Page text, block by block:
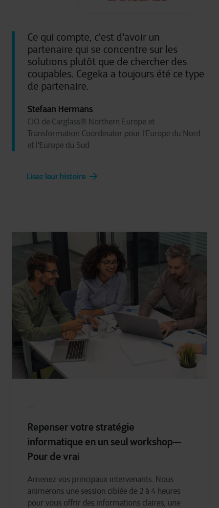
Ce qui compte, c'est d'avoir un
partenaire qui se concentre sur les
solutions plutôt que de chercher des
coupables. Cegeka a toujours été ce type
de partenaire.
Stefaan Hermans
CIO de Carglass® Northern Europe et
Transformation Coordinator pour l'Europe du Nord
et l'Europe du Sud
Lisez leur histoire
Repenser votre stratégie
informatique en un seul workshop—
Pour de vrai
Amenez vos principaux intervenants. Nous
animerons une session ciblée de 2 à 4 heures
pour vous offrir des informations claires, une